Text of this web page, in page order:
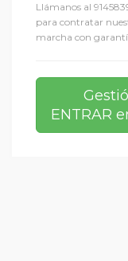
Llámanos al
para contratar
marcha con
ENTRAR